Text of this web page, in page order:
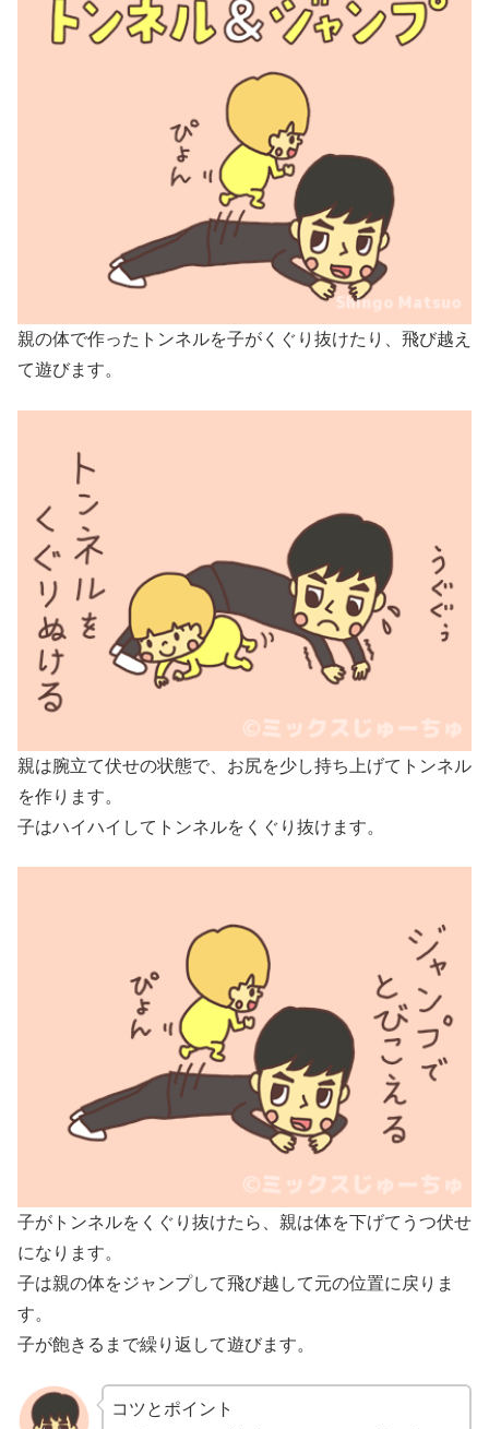
親の体で作ったトンネルを子がくぐり抜けたり、飛び越え
て遊びます。
親は腕立て伏せの状態で、お尻を少し持ち上げてトンネル
を作ります。
子はハイハイしてトンネルをくぐり抜けます。
子がトンネルをくぐり抜けたら、親は体を下げてうつ伏せ
になります。
子は親の体をジャンプして飛び越して元の位置に戻りま
す。
子が飽きるまで繰り返して遊びます。
コツとポイント